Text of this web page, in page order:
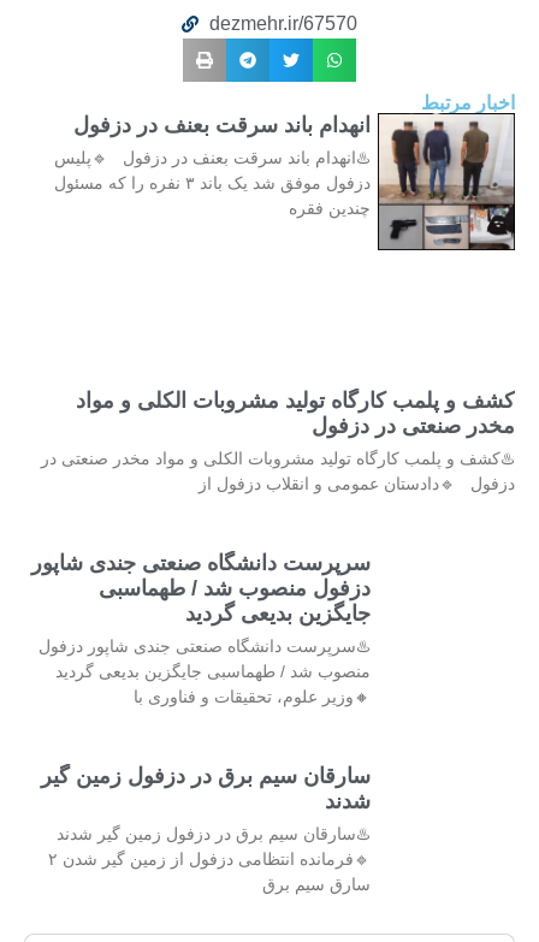
dezmehr.ir/67570
اخبار مرتبط
انهدام باند سرقت بعنف در دزفول
♨️انهدام باند سرقت بعنف در دزفول 🔹پلیس
دزفول موفق شد یک باند ۳ نفره را که مسئول
چندین فقره
کشف و پلمب کارگاه تولید مشروبات الکلی و مواد
مخدر صنعتی در دزفول
♨️کشف و پلمب کارگاه تولید مشروبات الکلی و مواد مخدر صنعتی در
دزفول 🔹دادستان عمومی و انقلاب دزفول از
سرپرست دانشگاه صنعتی جندی شاپور
دزفول منصوب شد / طهماسبی
جایگزین بدیعی گردید
♨️سرپرست دانشگاه صنعتی جندی شاپور دزفول
منصوب شد / طهماسبی جایگزین بدیعی گردید
🔸وزیر علوم، تحقیقات و فناوری با
سارقان سیم برق در دزفول زمین گیر
شدند
♨️سارقان سیم برق در دزفول زمین گیر شدند
🔹فرمانده انتظامی دزفول از زمین گیر شدن ۲
سارق سیم برق